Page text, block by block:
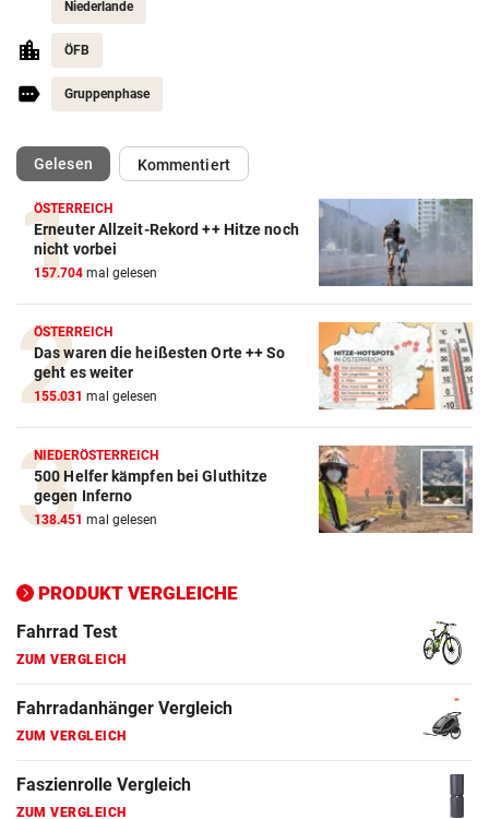
Niederlande
ÖFB
Gruppenphase
Gelesen(ausgewählt)Kommentiert
ÖSTERREICH
Erneuter Allzeit-Rekord ++ Hitze noch
nicht vorbei
157.704 mal gelesen
ÖSTERREICH
Das waren die heißesten Orte ++ So
geht es weiter
155.031 mal gelesen
NIEDERÖSTERREICH
500 Helfer kämpfen bei Gluthitze
gegen Inferno
138.451 mal gelesen
PRODUKT VERGLEICHE
Action-Cam Vergleich
ZUM VERGLEICH
Crosstrainer Vergleich
ZUM VERGLEICH
E-Bike Vergleich
ZUM VERGLEICH
Elektro-Scooter Vergleich
ZUM VERGLEICH
ZUM VERGLEICH
Fahrrad Test
ZUM VERGLEICH
Fahrradanhänger Vergleich
ZUM VERGLEICH
Faszienrolle Vergleich
ZUM VERGLEICH